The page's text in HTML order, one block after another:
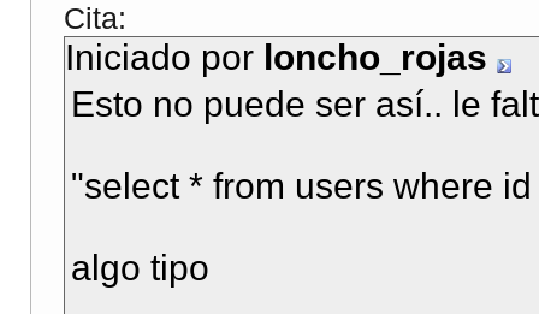
Cita:
Iniciado por loncho_rojas
Esto no puede ser así.. le
"select * from users where
algo tipo